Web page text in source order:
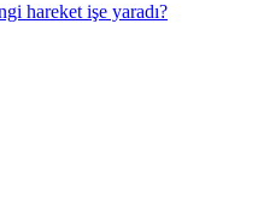
hareket işe yaradı?